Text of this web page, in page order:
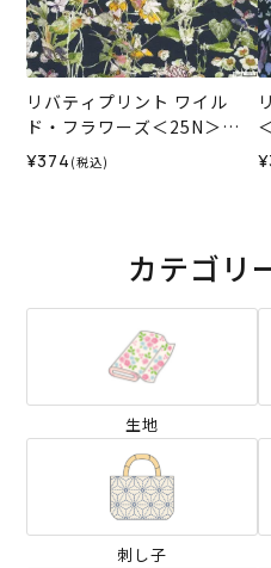
リバティプリント ワイル
ド・フラワーズ＜25N＞生
地 （ホビーラホビーレオリ
ジナル）2025SS
¥374 (税込)
カテゴリ
生地
刺し子